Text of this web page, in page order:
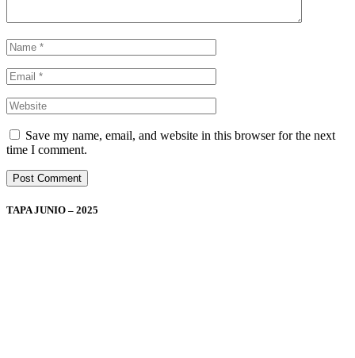
Save my name, email, and website in this browser for the next
time I comment.
TAPA JUNIO – 2025